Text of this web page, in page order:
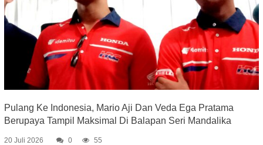
Pulang Ke Indonesia, Mario Aji Dan Veda Ega Pratama
Berupaya Tampil Maksimal Di Balapan Seri Mandalika
20 Juli 2026 0 55